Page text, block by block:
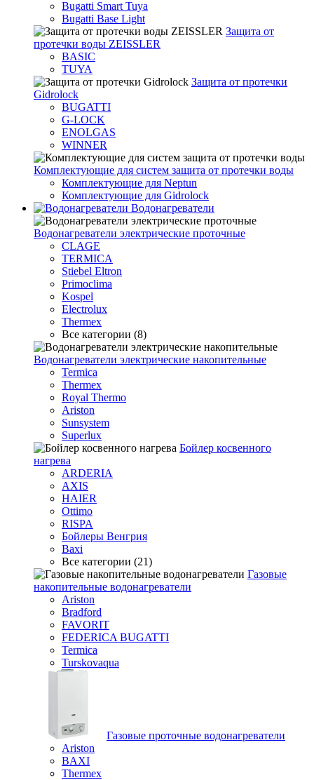
Bugatti Smart Tuya
Bugatti Base Light
Защита от
протечки воды ZEISSLER
BASIC
TUYA
Защита от протечки
Gidrolock
BUGATTI
G-LOCK
ENOLGAS
WINNER
Комплектующие для систем защита от протечки воды
Комплектующие для Neptun
Комплектующие для Gidrolock
Водонагреватели
Водонагреватeли электрические проточные
CLAGE
TERMICA
Stiebel Eltron
Primoclima
Kospel
Electrolux
Thermex
Все категории (8)
Водонагреватели электрические накопительные
Termica
Thermex
Royal Thermo
Ariston
Sunsystem
Superlux
Бойлер косвенного
нагрева
ARDERIA
AXIS
HAIER
Ottimo
RISPA
Бойлеры Венгрия
Baxi
Все категории (21)
Газовые
накопительные водонагреватели
Ariston
Bradford
FAVORIT
FEDERICA BUGATTI
Termica
Turskovaqua
Газовые проточные водонагреватели
Ariston
BAXI
Thermex